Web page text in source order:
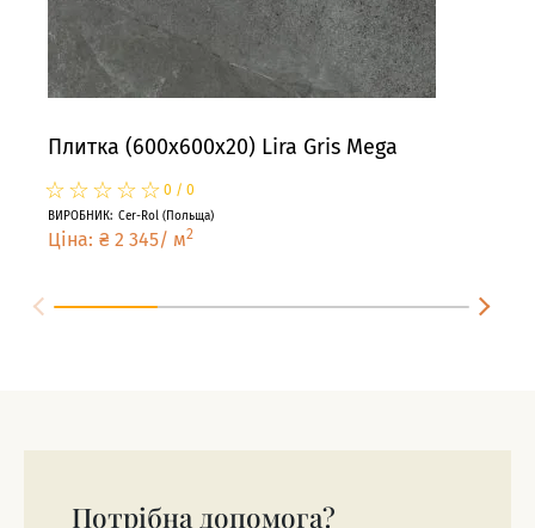
Плитка (600x600x20) Lira Gris Mega
☆
★☆
★☆
★☆
★☆
★ 0 / 0
ВИРОБНИК: Cer-Rol (Польща)
Ціна: ₴ 2 345/ м2
Потрібна допомога?